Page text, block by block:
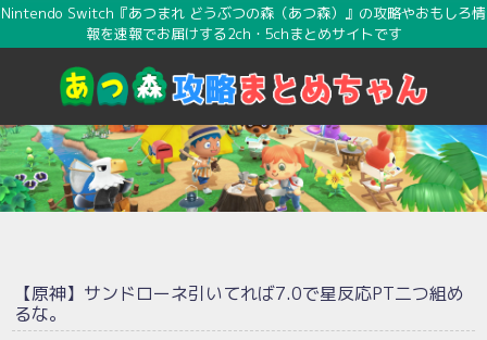
Nintendo Switch『あつまれ どうぶつの森（あつ森）』の攻略やおもしろ情
報を速報でお届けする2ch・5chまとめサイトです
【原神】サンドローネ引いてれば7.0で星反応PT二つ組め
るな。